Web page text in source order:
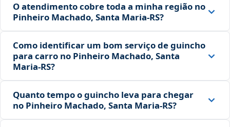
O atendimento cobre toda a minha região no
Pinheiro Machado, Santa Maria‑RS?
Como identificar um bom serviço de guincho
para carro no Pinheiro Machado, Santa
Maria‑RS?
Quanto tempo o guincho leva para chegar
no Pinheiro Machado, Santa Maria‑RS?